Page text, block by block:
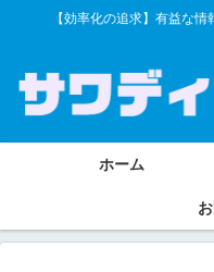
【効率化の追求】有益な
ホーム